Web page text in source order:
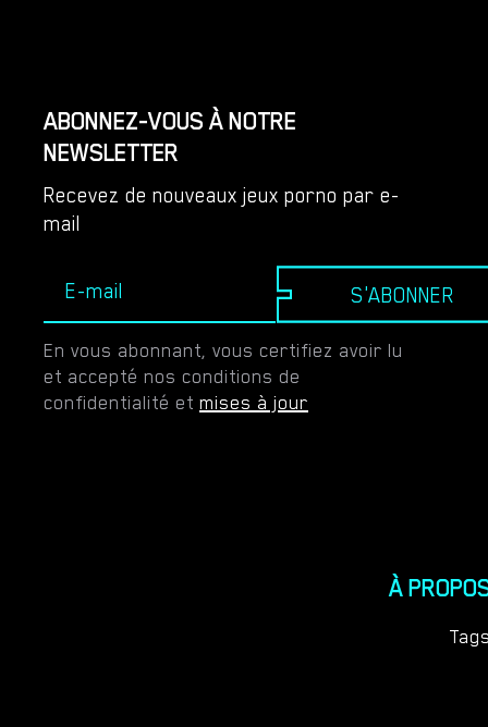
ABONNEZ-VOUS À NOTRE
NEWSLETTER
Recevez de nouveaux jeux porno par e-
mail
S'ABONNER
En vous abonnant, vous certifiez avoir lu
et accepté nos conditions de
confidentialité et mises à jour
À
Tags